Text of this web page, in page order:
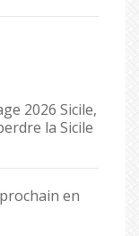
2026 Sicile,
la Sicile
en